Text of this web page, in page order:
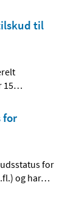
til
15…
for
for
og har…